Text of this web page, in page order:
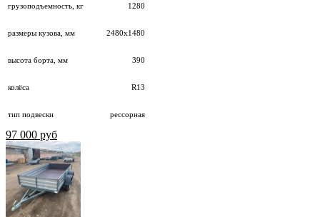
грузоподъемность, кг 1280
размеры кузова, мм 2480х1480
высота борта, мм 390
колёса R13
тип подвески рессорная
97 000 руб